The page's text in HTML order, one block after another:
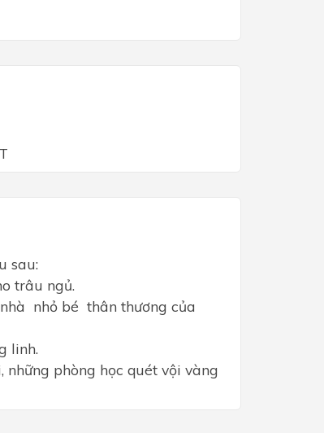
sau:
trâu ngủ.
nhà nhỏ bé thân thương của
linh.
những phòng học quét vội vàng